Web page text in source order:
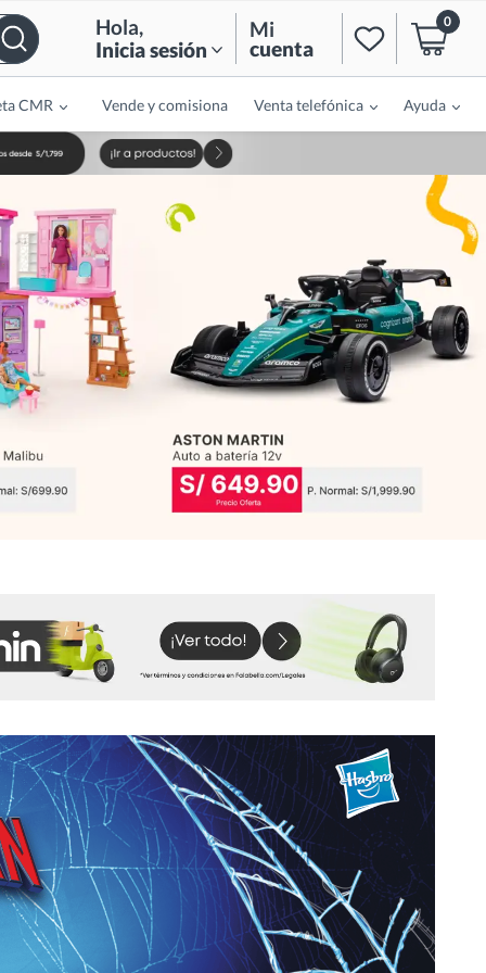
Hola,
Inicia sesión
Mi
cuenta
0
CMR Vende y comisiona Venta telefónica Ayuda